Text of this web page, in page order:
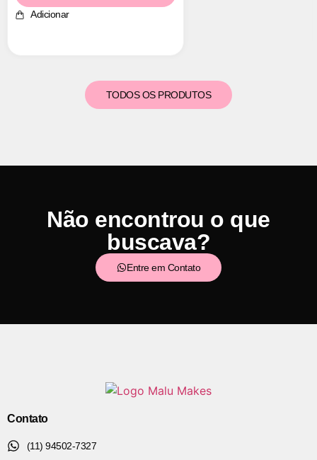
Adicionar
TODOS OS PRODUTOS
Não encontrou o que
buscava?
Entre em Contato
Contato
(11) 94502-7327